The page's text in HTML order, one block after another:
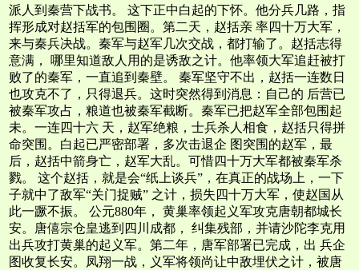
派人到秦营下战书。 这下正中白起的下怀。他分兵几路，指
挥形成对赵括军的包围圈。第二天，赵括亲 率四十万大军，
来与秦兵决战。秦军与赵军几次交战，都打输了。赵括志得
意满， 哪里知道敌人用的是诱敌之计。他率领大军追赶被打
败了的秦军，一直追到秦壁。 秦军坚守不出，赵括一连数日
也攻克不了，只得退兵。这时突然得到消息：自己的 后营已
被秦军攻占，粮道也被秦军截断。秦军已把赵军全部包围起
未。一连四十六 天，赵军绝粮，士兵杀人相食，赵括只得拼
命突围。白起已严密部署，多次击退企 图突围的赵军，最
后，赵括中箭身亡，赵军大乱。可惜四十万大军都被秦军杀
戮。 这个赵括，就是会“纸上谈兵”，在真正的战场上，一下
子就中了敌军“关门捉贼” 之计，损失四十万大军，使赵国从
此一蹶不振。 公元880年， 黄巢率领起义军攻克唐朝都城长
安。唐僖宗仓皇逃到四川成都， 纠集残部，并请沙陀李克用
出兵攻打黄巢的起义军。第二年，唐军部署已完成，出 兵企
图收复长安。凤翔一战，义军将领尚让中敌埋伏之计，被唐